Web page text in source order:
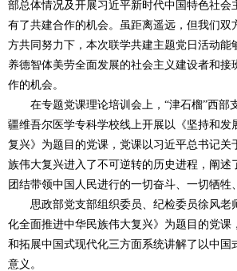
部总体情况及开展习近平新时代中国特色社
有了共建合作的机会。虽距离遥远，但我们双
方共同努力下，本次联学共建主题党日活动
养德智体美劳全面发展的社会主义建设者和
作的机会。
在专题党课理论培训会上， “津石榴”西部
疆维吾尔医学专科学校线上开展以《坚持和发
复兴》为题目的党课 ，党课以习近平总书记
族伟大复兴进入了不可逆转的历史进程，阐
团结带领中国人民进行的一切奋斗、一切牺
思政部党支部组织委员、纪检委员徐风老
化全面推进中华民族伟大复兴》为题目的党
和拓展中国式现代化三方面系统讲解了以中
意义。